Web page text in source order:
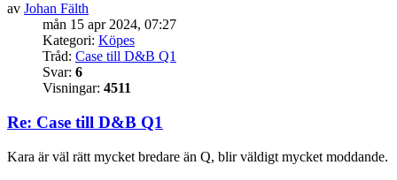
av Johan Fälth
mån 15 apr 2024, 07:27
Kategori: Köpes
Tråd: Case till D&B Q1
Svar: 6
Visningar: 4511
Re: Case till D&B Q1
Kara är väl rätt mycket bredare än Q, blir väldigt mycket moddande.